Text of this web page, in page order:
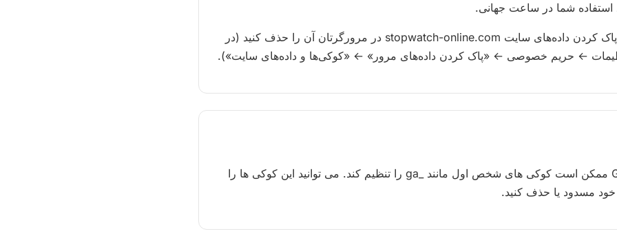
شما در ساعت جهانی.
می‌توانید هر زمان با پاک کردن داده‌های سایت stopwatch-online.com در مرورگرتان آن را حذف کنید (در
← حریم خصوصی ← «پاک کردن داده‌های مرور» ← «کوکی‌ها و داده‌های سایت»).
Google Analytics 4 ممکن است کوکی های شخص اول مانند _ga را تنظیم کند. می توانید این کوکی ها را
مسدود یا حذف کنید.